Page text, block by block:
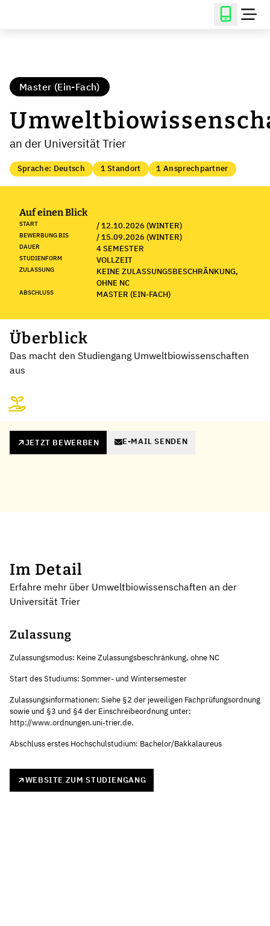
Master (Ein-Fach)
an der Universität Trier
Sprache: Deutsch 1 Standort 1 Ansprechpartner
Auf einen Blick
START / 12.10.2026 (WINTER)
BEWERBUNG BIS / 15.09.2026 (WINTER)
DAUER 4 SEMESTER
STUDIENFORM VOLLZEIT
ZULASSUNG
KEINE ZULASSUNGSBESCHRÄNKUNG,
OHNE NC
ABSCHLUSS MASTER (EIN-FACH)
Überblick
Das macht den Studiengang Umweltbiowissenschaften
aus
JETZT BEWERBEN E-MAIL SENDEN
Im Detail
Erfahre mehr über Umweltbiowissenschaften an der
Universität Trier
Zulassung
Zulassungsmodus: Keine Zulassungsbeschränkung, ohne NC
Start des Studiums: Sommer- und Wintersemester
Zulassungsinformationen: Siehe §2 der jeweiligen Fachprüfungsordnung
sowie und §3 und §4 der Einschreibeordnung unter:
http://www.ordnungen.uni-trier.de.
Abschluss erstes Hochschulstudium: Bachelor/Bakkalaureus
WEBSITE ZUM STUDIENGANG